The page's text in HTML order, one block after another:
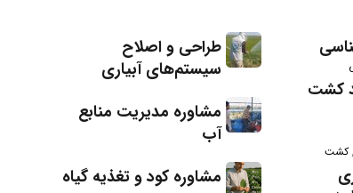
کشت
کشت
مشاوره مدیریت منابع
آب
مشاوره کود و تغذیه گیاه
طراحی و اصلاح
سیستم‌های آبیاری